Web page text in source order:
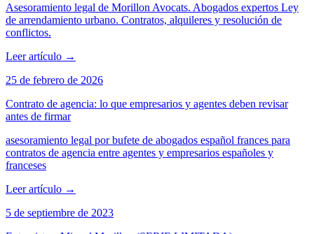
Asesoramiento legal de Morillon Avocats. Abogados expertos Ley
de arrendamiento urbano. Contratos, alquileres y resolución de
conflictos.
Leer artículo →
25 de febrero de 2026
Contrato de agencia: lo que empresarios y agentes deben revisar
antes de firmar
asesoramiento legal por bufete de abogados español frances para
contratos de agencia entre agentes y empresarios españoles y
franceses
Leer artículo →
5 de septiembre de 2023